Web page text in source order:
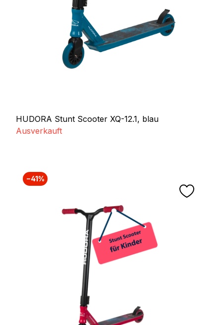
HUDORA Stunt Scooter XQ-12.1, blau
Ausverkauft
−41%